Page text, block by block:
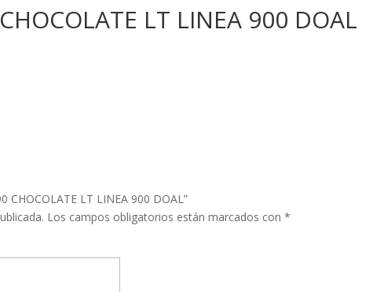
LT LINEA 900 DOAL
CHOCOLATE LT LINEA 900 DOAL”
Los campos obligatorios están marcados con*